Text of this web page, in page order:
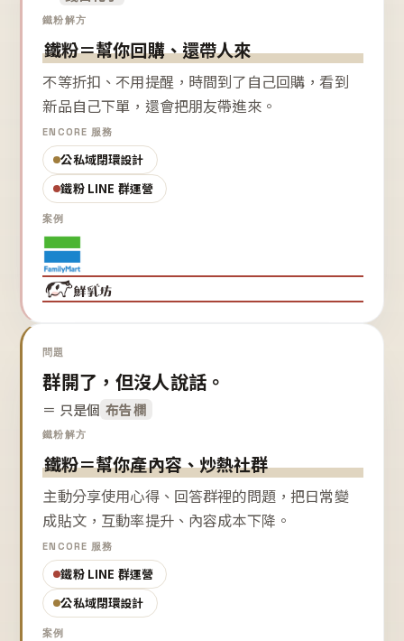
鐵粉解方
鐵粉＝幫你回購、還帶人來
不等折扣、不用提醒，時間到了自己回購，看到
新品自己下單，還會把朋友帶進來。
ENCORE 服務
公私域閉環設計
鐵粉 LINE 群運營
案例
問題
群開了，但沒人說話。
＝ 只是個 布告欄
鐵粉解方
鐵粉＝幫你產內容、炒熱社群
主動分享使用心得、回答群裡的問題，把日常變
成貼文，互動率提升、內容成本下降。
ENCORE 服務
鐵粉 LINE 群運營
公私域閉環設計
案例